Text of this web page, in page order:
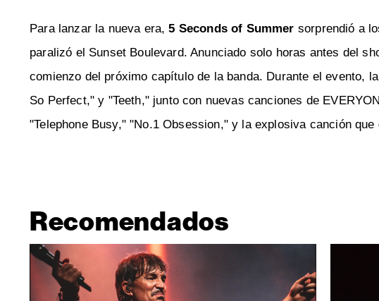
Para lanzar la nueva era,5 Seconds of Summer sorprendió a
paralizó el Sunset Boulevard. Anunciado solo horas antes del
comienzo del próximo capítulo de la banda. Durante el evento,
So Perfect," y "Teeth," junto con nuevas canciones de
"Telephone Busy," "No.1 Obsession," y la explosiva canción
Recomendados